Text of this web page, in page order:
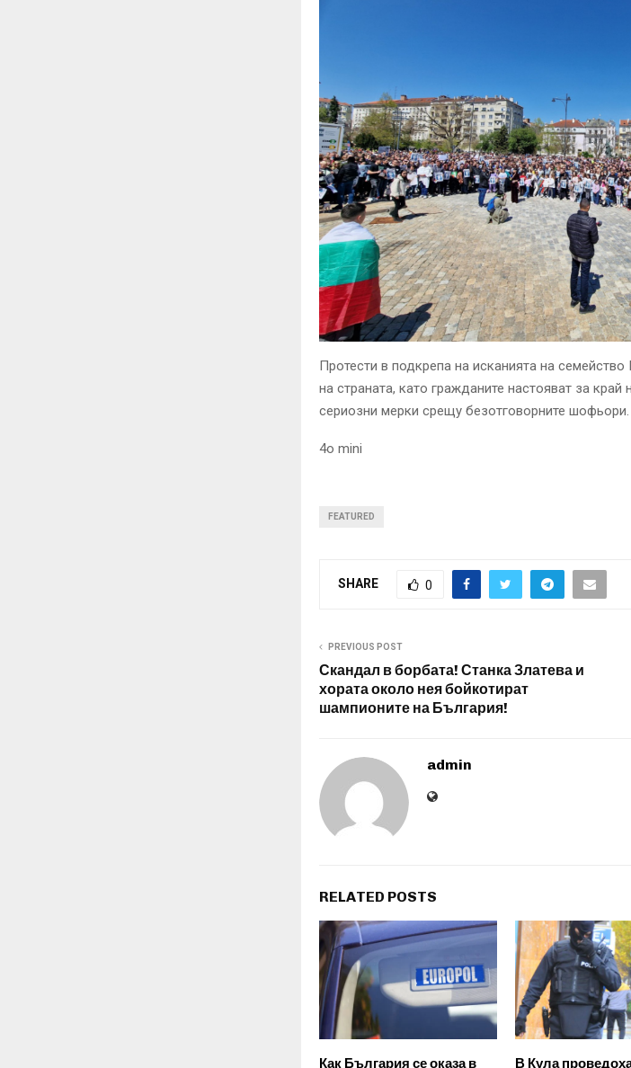
Протести в подкрепа на исканията на
на страната, като гражданите настояват за
сериозни мерки срещу безотговорните шофьори.
4o mini
FEATURED
SHARE 0
PREVIOUS POST
Скандал в борбата! Станка Златева и
хората около нея бойкотират
шампионите на България!
admin
RELATED POSTS
Как България се оказа в В Кула